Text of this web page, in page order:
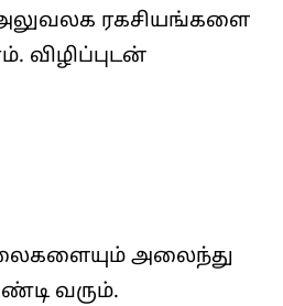
ரகசியங்களை
விழிப்புடன்
அலைந்து
வரும்.